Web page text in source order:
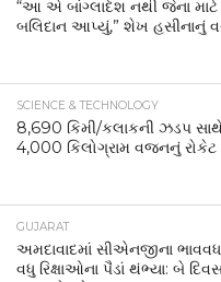
“આ એ બાંગ્લાદેશ નથી જેના માટે
બલિદાન આપ્યું,” શેખ હસીનાનું
SCIENCE & TECHNOLOGY
8,690 કિમી/કલાકની ઝડપ
4,000 કિલોગ્રામ વજનનું
GUJARAT
અમદાવાદમાં સીએનજીના
વધુ રિક્ષાઓના પૈડાં થંભ્યા: બે